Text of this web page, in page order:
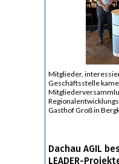
Mitglieder,
Geschäftsstelle
Gasthof Groß in
Dachau AGIL
LEADER-